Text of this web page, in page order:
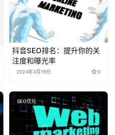
抖音SEO排名：提升你的关
注度和曝光率
2024年3月19日 0
SEO优化